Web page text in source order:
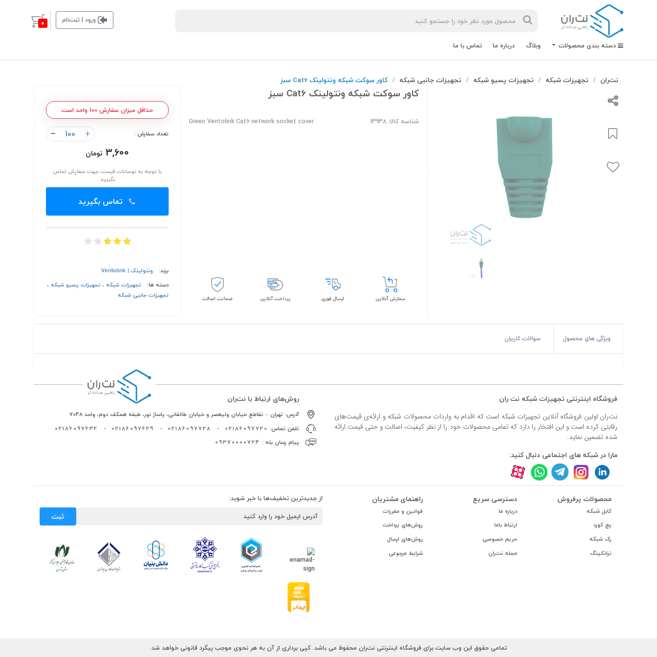
ورود | ثبت‌نام 0
دسته بندی محصولات وبلاگ درباره ما تماس با ما
#سوکت شبکه
#پچ پنل لگراند
#پچ پنل نگزنس
نت‌ران / تجهیزات شبکه / تجهیزات پسیو شبکه / تجهیزات جانبی شبکه / کاور سوکت شبکه ونتولینک Cat6 سبز
کاور سوکت شبکه ونتولینک Cat6 سبز
شناسه کالا: 13938 Green Ventolink Cat6 network socket cover
سفارش آنلاین ارسال فوری پرداخت آنلاین ضمانت اصالت
حداقل میزان سفارش 100 واحد است
تعداد سفارش : +
-
3,600 تومان
با توجه به نوسانات قیمت، جهت سفارش تماس
بگیرید.
تماس بگیرید
برند:
ونتولینک | Ventolink
دسته ها:
تجهیزات شبکه، تجهیزات پسیو شبکه،
تجهیزات جانبی شبکه
ویژگی های محصول سوالات کاربران
فروشگاه اینترنتی تجهیزات شبکه نت ران
نت‌ران اولین فروشگاه آنلاین تجهیزات شبکه است که اقدام به واردات محصولات شبکه و ارائه‌ی قیمت‌های
رقابتی کرده است و این افتخار را دارد که تمامی محصولات خود را از نظر کیفیت، اصالت و حتی قیمت ارائه
شده تضمین نماید.
مارا در شبکه های اجتماعی دنبال کنید:
روش‌های ارتباط با نت‌ران
آدرس: تهران – تقاطع خیابان ولیعصر و خیابان طالقانی، پاساژ نور، طبقه همکف دوم، واحد 7048
تلفن تماس: 02186097720
-
02186097728
-
02186097629
-
02186097632
پیام رسان بله : 09370000724
محصولات پرفروش
کابل شبکه
پچ کورد
رک شبکه
ترانکینگ
دسترسی سریع
درباره ما
ارتباط باما
حریم خصوصی
مجله نت‌ران
راهنمای مشتریان
قوانین و مقررات
روش‌های پرداخت
روش‌های ارسال
شرایط مرجوعی
از جدیدترین تخفیف‌ها با خبر شوید:
ثبت
تمامی حقوق این وب سایت برای فروشگاه اینترنتی نت‌ران محفوظ می باشد. کپی برداری از آن به هر نحوی موجب پیگرد قانونی خواهد شد.